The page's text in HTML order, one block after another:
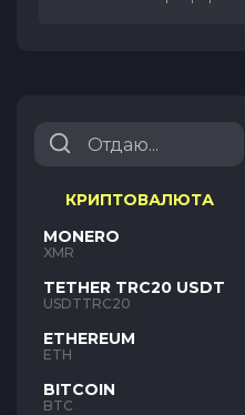
КРИПТОВАЛЮТА
MONERO
XMR
TETHER TRC20 USDT
USDTTRC20
ETHEREUM
ETH
BITCOIN
BTC